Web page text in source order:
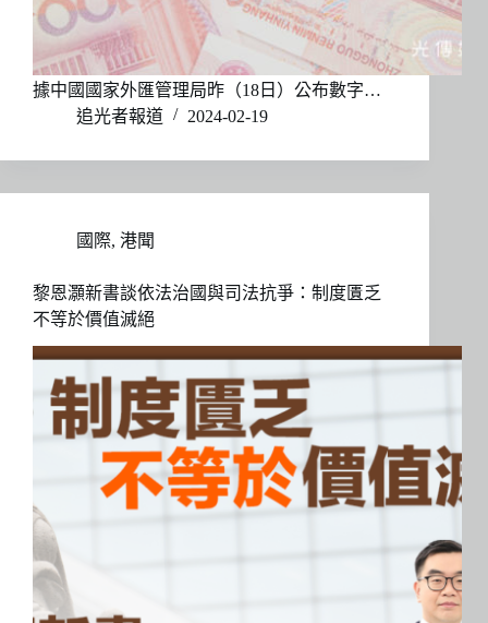
據中國國家外匯管理局昨（18日）公布數字…
追光者報道
2024-02-19
國際, 港聞
黎恩灝新書談依法治國與司法抗爭：制度匱乏
不等於價值滅絕